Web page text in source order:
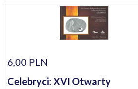
6,00 PLN
Celebryci: XVI Otwarty